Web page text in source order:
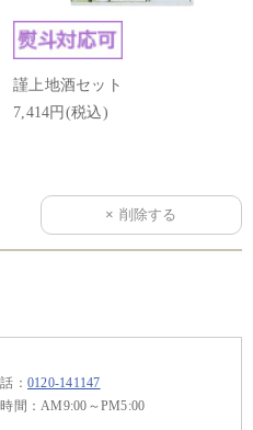
謹上地酒セット
7,414円(税込)
： 0120-141147
間：AM9:00～PM5:00